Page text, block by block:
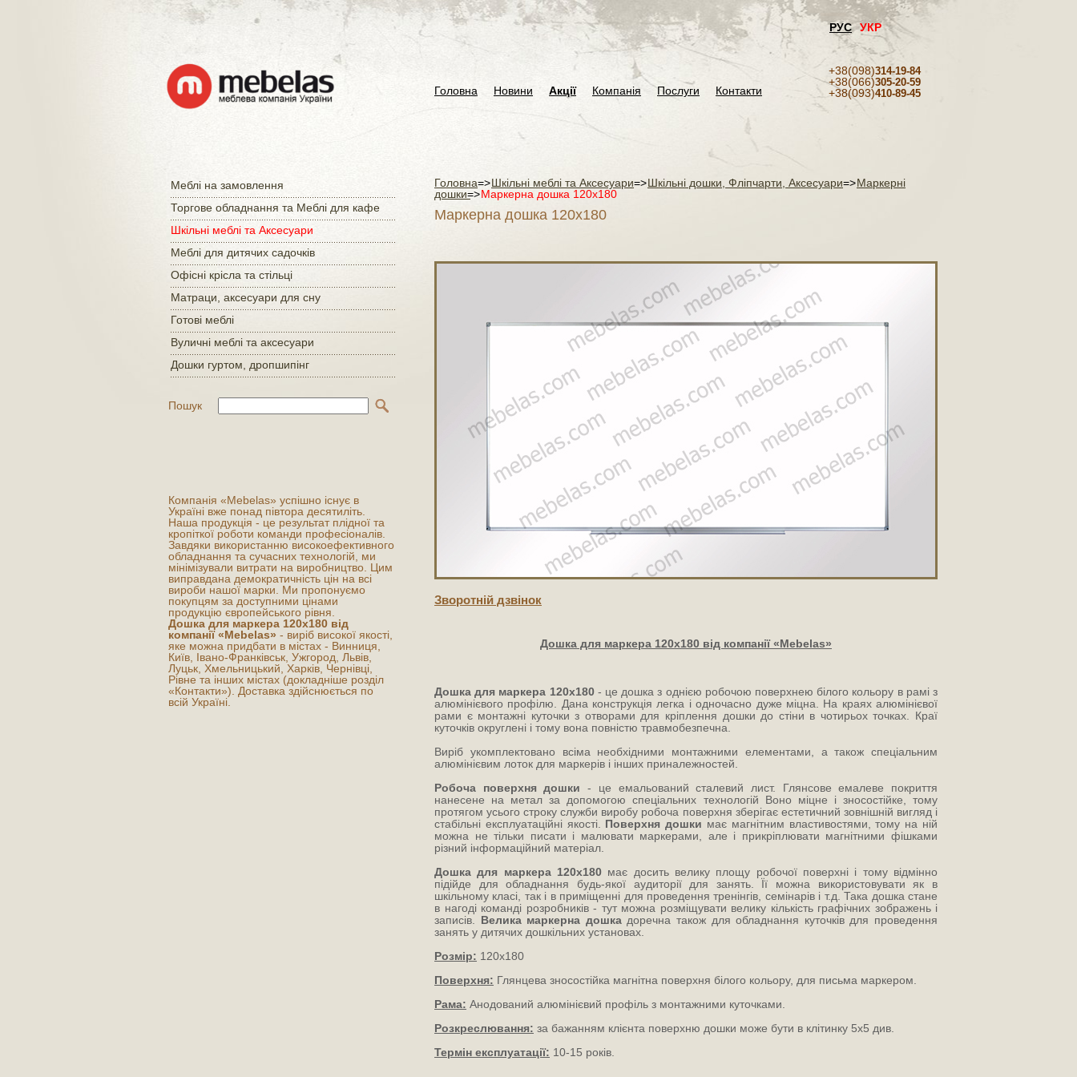
РУС УКР
Головна Новини Акції Компанія Послуги Контакти
+38(098)314-19-84
+38(066)305-20-59
+38(093)410-89-45
Меблі на замовлення
Торгове обладнання та Меблі для кафе
Шкільні меблі та Аксесуари
Меблі для дитячих садочків
Офісні крісла та стільці
Матраци, аксесуари для сну
Готові меблі
Вуличні меблі та аксесуари
Дошки гуртом, дропшипінг
Пошук
Компанія «Mebelas» успішно існує в
Україні вже понад півтора десятиліть.
Наша продукція - це результат плідної та
кропіткої роботи команди професіоналів.
Завдяки використанню високоефективного
обладнання та сучасних технологій, ми
мінімізували витрати на виробництво. Цим
виправдана демократичність цін на всі
вироби нашої марки. Ми пропонуємо
покупцям за доступними цінами
продукцію європейського рівня.
Дошка для маркера 120х180 від
компанії «Mebelas» - виріб високої якості,
яке можна придбати в містах - Винниця,
Київ, Івано-Франківськ, Ужгород, Львів,
Луцьк, Хмельницький, Харків, Чернівці,
Рівне та інших містах (докладніше розділ
«Контакти»). Доставка здійснюється по
всій Україні.
Головна=>Шкільні меблі та Аксесуари=>Шкільні дошки, Фліпчарти, Аксесуари=>Маркерні
дошки=>Маркерна дошка 120х180
Маркерна дошка 120х180
Зворотнiй дзвiнок
Дошка для маркера 120х180 від компанії «Mebelas»
Дошка для маркера 120х180- це дошка з однією робочою поверхнею білого кольору в рамі з
алюмінієвого профілю. Дана конструкція легка і одночасно дуже міцна. На краях алюмінієвої
рами є монтажні куточки з отворами для кріплення дошки до стіни в чотирьох точках. Краї
куточків округлені і тому вона повністю травмобезпечна.
Виріб укомплектовано всіма необхідними монтажними елементами, а також спеціальним
алюмінієвим лоток для маркерів і інших приналежностей.
Робоча поверхня дошки - це емальований сталевий лист. Глянсове емалеве покриття
нанесене на метал за допомогою спеціальних технологій Воно міцне і зносостійке, тому
протягом усього строку служби виробу робоча поверхня зберігає естетичний зовнішній вигляд і
стабільні експлуатаційні якості. Поверхня дошки має магнітним властивостями, тому на ній
можна не тільки писати і малювати маркерами, але і прикріплювати магнітними фішками
різний інформаційний матеріал.
Дошка для маркера 120х180 має досить велику площу робочої поверхні і тому відмінно
підійде для обладнання будь-якої аудиторії для занять. Її можна використовувати як в
шкільному класі, так і в приміщенні для проведення тренінгів, семінарів і т.д. Така дошка стане
в нагоді команді розробників - тут можна розміщувати велику кількість графічних зображень і
записів. Велика маркерна дошкадоречна також для обладнання куточків для проведення
занять у дитячих дошкільних установах.
Розмір: 120х180
Поверхня: Глянцева зносостійка магнітна поверхня білого кольору, для письма маркером.
Рама: Анодований алюмінієвий профіль з монтажними куточками.
Розкреслювання: за бажанням клієнта поверхню дошки може бути в клітинку 5х5 див.
Термін експлуатації: 10-15 років.